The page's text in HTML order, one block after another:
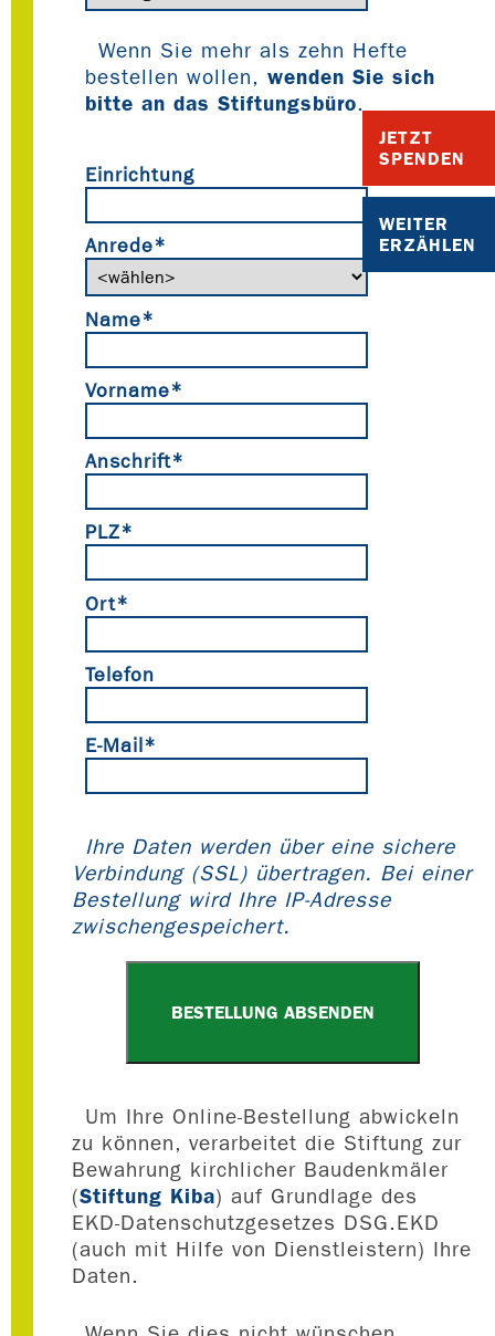
JETZT
SPENDEN
WEITER
ERZÄHLEN
Wenn Sie mehr als zehn Hefte
bestellen wollen, wenden Sie sich
bitte an das Stiftungsbüro.
Einrichtung
Anrede*
Name*
Vorname*
Anschrift*
PLZ*
Ort*
Telefon
E-Mail*
Ihre Daten werden über eine sichere
Verbindung (SSL) übertragen. Bei einer
Bestellung wird Ihre IP-Adresse
zwischengespeichert.
Um Ihre Online-Bestellung abwickeln
zu können, verarbeitet die Stiftung zur
Bewahrung kirchlicher Baudenkmäler
(Stiftung Kiba) auf Grundlage des
EKD-Datenschutzgesetzes DSG.EKD
(auch mit Hilfe von Dienstleistern) Ihre
Daten.